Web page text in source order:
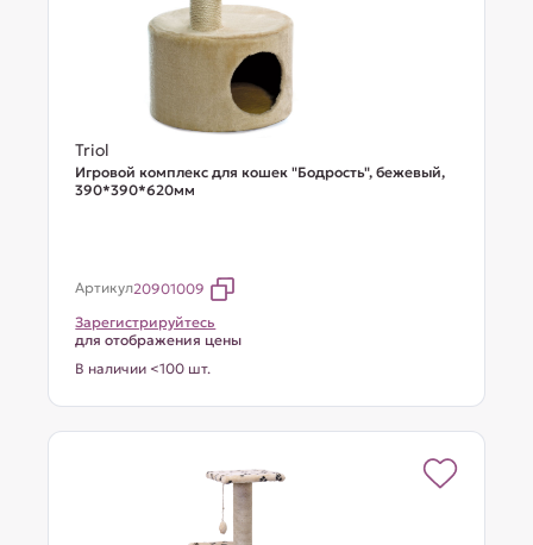
Triol
Игровой комплекс для кошек "Бодрость", бежевый,
390*390*620мм
Артикул20901009
Зарегистрируйтесь
для отображения цены
В наличии <100 шт.